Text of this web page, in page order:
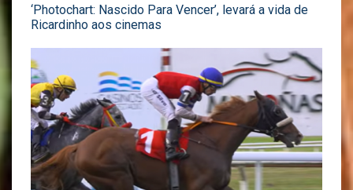
‘Photochart: Nascido Para Vencer’, levará a vida de
Ricardinho aos cinemas